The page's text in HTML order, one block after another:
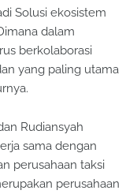
Solusi ekosistem
dalam
berkolaborasi
yang paling utama
Rudiansyah
sama dengan
perusahaan taksi
perusahaan